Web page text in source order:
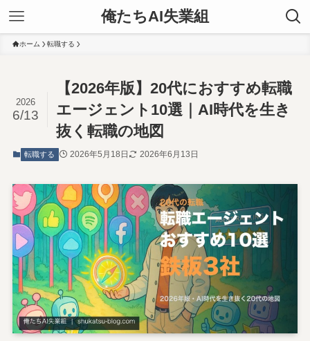
俺たちAI失業組
ホーム 転職する
【2026年版】20代におすすめ転職
エージェント10選｜AI時代を生き
抜く転職の地図
2026
6/13
転職する 2026年5月18日 2026年6月13日